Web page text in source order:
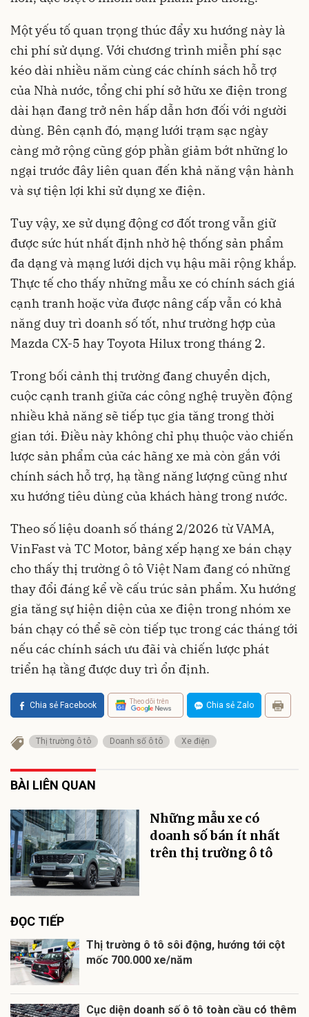
Một yếu tố quan trọng thúc đẩy xu hướng này là
chi phí sử dụng. Với chương trình miễn phí sạc
kéo dài nhiều năm cùng các chính sách hỗ trợ
của Nhà nước, tổng chi phí sở hữu xe điện trong
dài hạn đang trở nên hấp dẫn hơn đối với người
dùng. Bên cạnh đó, mạng lưới trạm sạc ngày
càng mở rộng cũng góp phần giảm bớt những lo
ngại trước đây liên quan đến khả năng vận hành
và sự tiện lợi khi sử dụng xe điện.
Tuy vậy, xe sử dụng động cơ đốt trong vẫn giữ
được sức hút nhất định nhờ hệ thống sản phẩm
đa dạng và mạng lưới dịch vụ hậu mãi rộng khắp.
Thực tế cho thấy những mẫu xe có chính sách giá
cạnh tranh hoặc vừa được nâng cấp vẫn có khả
năng duy trì doanh số tốt, như trường hợp của
Mazda CX-5 hay Toyota Hilux trong tháng 2.
Trong bối cảnh thị trường đang chuyển dịch,
cuộc cạnh tranh giữa các công nghệ truyền động
nhiều khả năng sẽ tiếp tục gia tăng trong thời
gian tới. Điều này không chỉ phụ thuộc vào chiến
lược sản phẩm của các hãng xe mà còn gắn với
chính sách hỗ trợ, hạ tầng năng lượng cũng như
xu hướng tiêu dùng của khách hàng trong nước.
Theo số liệu doanh số tháng 2/2026 từ VAMA,
VinFast và TC Motor, bảng xếp hạng xe bán chạy
cho thấy thị trường ô tô Việt Nam đang có những
thay đổi đáng kể về cấu trúc sản phẩm. Xu hướng
gia tăng sự hiện diện của xe điện trong nhóm xe
bán chạy có thể sẽ còn tiếp tục trong các tháng tới
nếu các chính sách ưu đãi và chiến lược phát
triển hạ tầng được duy trì ổn định.
Chia sẻ Facebook Theo dõi trên Chia sẻ Zalo
Thị trường ô tô Doanh số ô tô Xe điện
BÀI LIÊN QUAN
Những mẫu xe có
doanh số bán ít nhất
trên thị trường ô tô
ĐỌC TIẾP
Thị trường ô tô sôi động, hướng tới cột
mốc 700.000 xe/năm
Cục diện doanh số ô tô toàn cầu có thêm